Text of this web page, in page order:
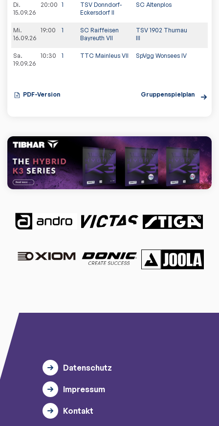
Di.
15.09.26
20:00 1
TSV Donndorf-
Eckersdorf II
SC Altenplos
Mi.
16.09.26
19:00 1
SC Raiffeisen
Bayreuth VII
TSV 1902 Thurnau
III
Sa.
19.09.26
10:30 1 TTC Mainleus VII SpVgg Wonsees IV
PDF-Version Gruppenspielplan
Datenschutz
Impressum
Kontakt